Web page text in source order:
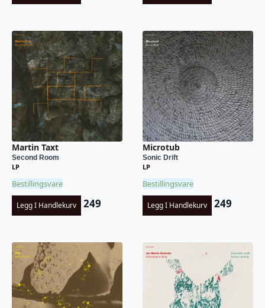
Martin Taxt
Second Room
LP
Bestillingsvare
Legg I Handlekurv 249
Microtub
Sonic Drift
LP
Bestillingsvare
Legg I Handlekurv 249